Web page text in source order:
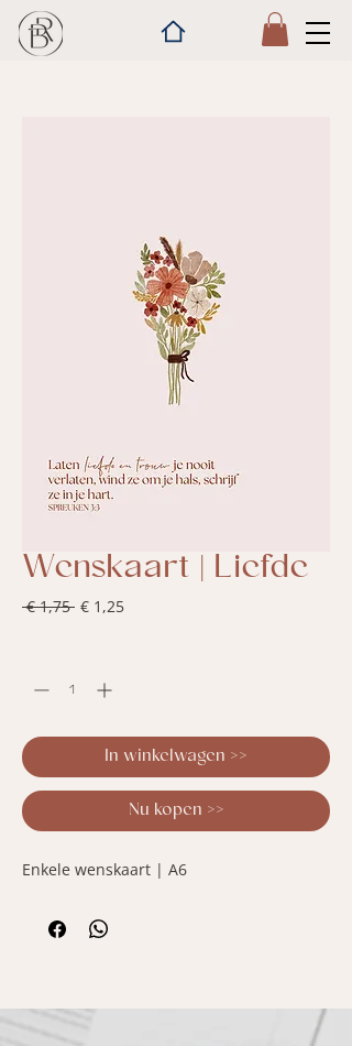
Wenskaart | Liefde
€ 1,75 Normale
€ 1,25Verkoopprijs
In winkelwagen >>
Nu kopen >>
Enkele wenskaart | A6